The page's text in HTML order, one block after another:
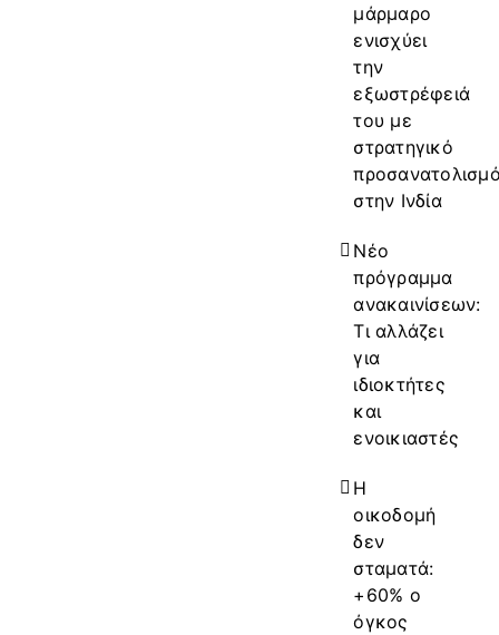
μάρμαρο
ενισχύει
την
εξωστρέφειά
του με
στρατηγικό
στην Ινδία
Νέο
πρόγραμμα
ανακαινίσεων:
Τι αλλάζει
για
ιδιοκτήτες
και
ενοικιαστές
Η
οικοδομή
δεν
σταματά:
+60% ο
όγκος